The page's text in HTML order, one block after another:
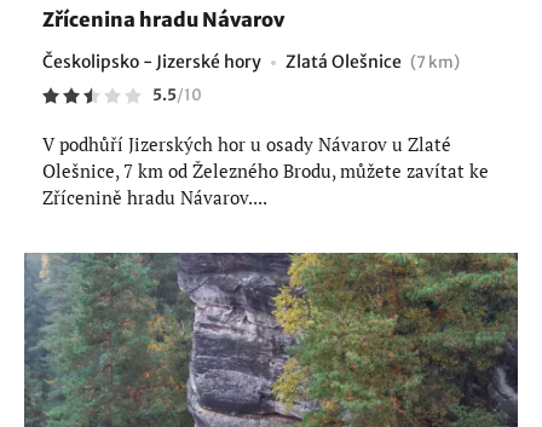
Zřícenina hradu Návarov
Českolipsko - Jizerské hory Zlatá Olešnice (7 km)
5.5/10
V podhůří Jizerských hor u osady Návarov u Zlaté
Olešnice, 7 km od Železného Brodu, můžete zavítat ke
Zřícenině hradu Návarov....